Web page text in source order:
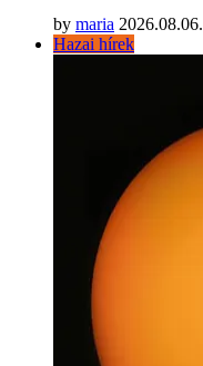
by maria 2026.08.06.
Hazai hírek